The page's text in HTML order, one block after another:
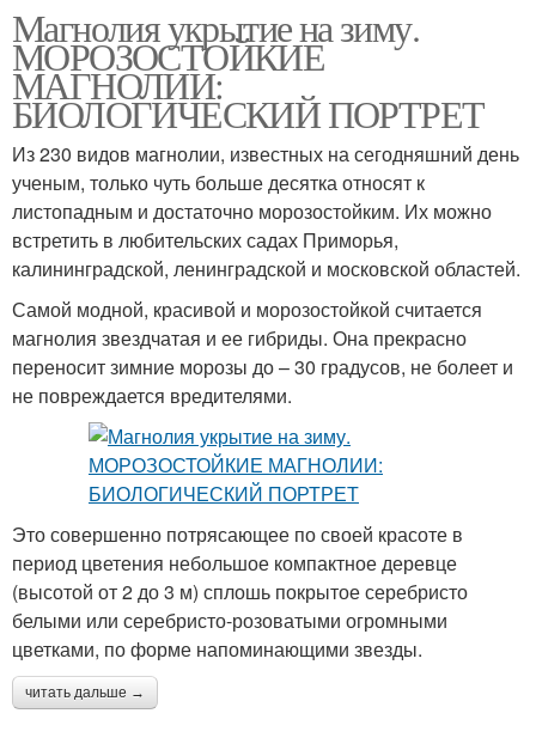
Магнолия укрытие на зиму.
МОРОЗОСТОЙКИЕ
МАГНОЛИИ:
БИОЛОГИЧЕСКИЙ ПОРТРЕТ
Из 230 видов магнолии, известных на сегодняшний день
ученым, только чуть больше десятка относят к
листопадным и достаточно морозостойким. Их можно
встретить в любительских садах Приморья,
калининградской, ленинградской и московской областей.
Самой модной, красивой и морозостойкой считается
магнолия звездчатая и ее гибриды. Она прекрасно
переносит зимние морозы до – 30 градусов, не болеет и
не повреждается вредителями.
Это совершенно потрясающее по своей красоте в
период цветения небольшое компактное деревце
(высотой от 2 до 3 м) сплошь покрытое серебристо
белыми или серебристо-розоватыми огромными
цветками, по форме напоминающими звезды.
читать дальше →